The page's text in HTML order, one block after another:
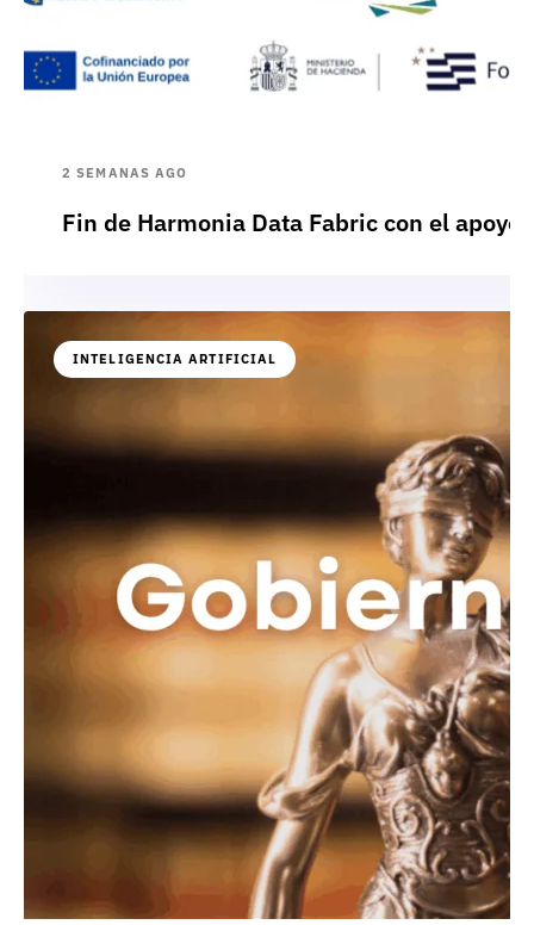
2 SEMANAS AGO
Fin de Harmonia Data Fabric con el apoyo
INTELIGENCIA ARTIFICIAL